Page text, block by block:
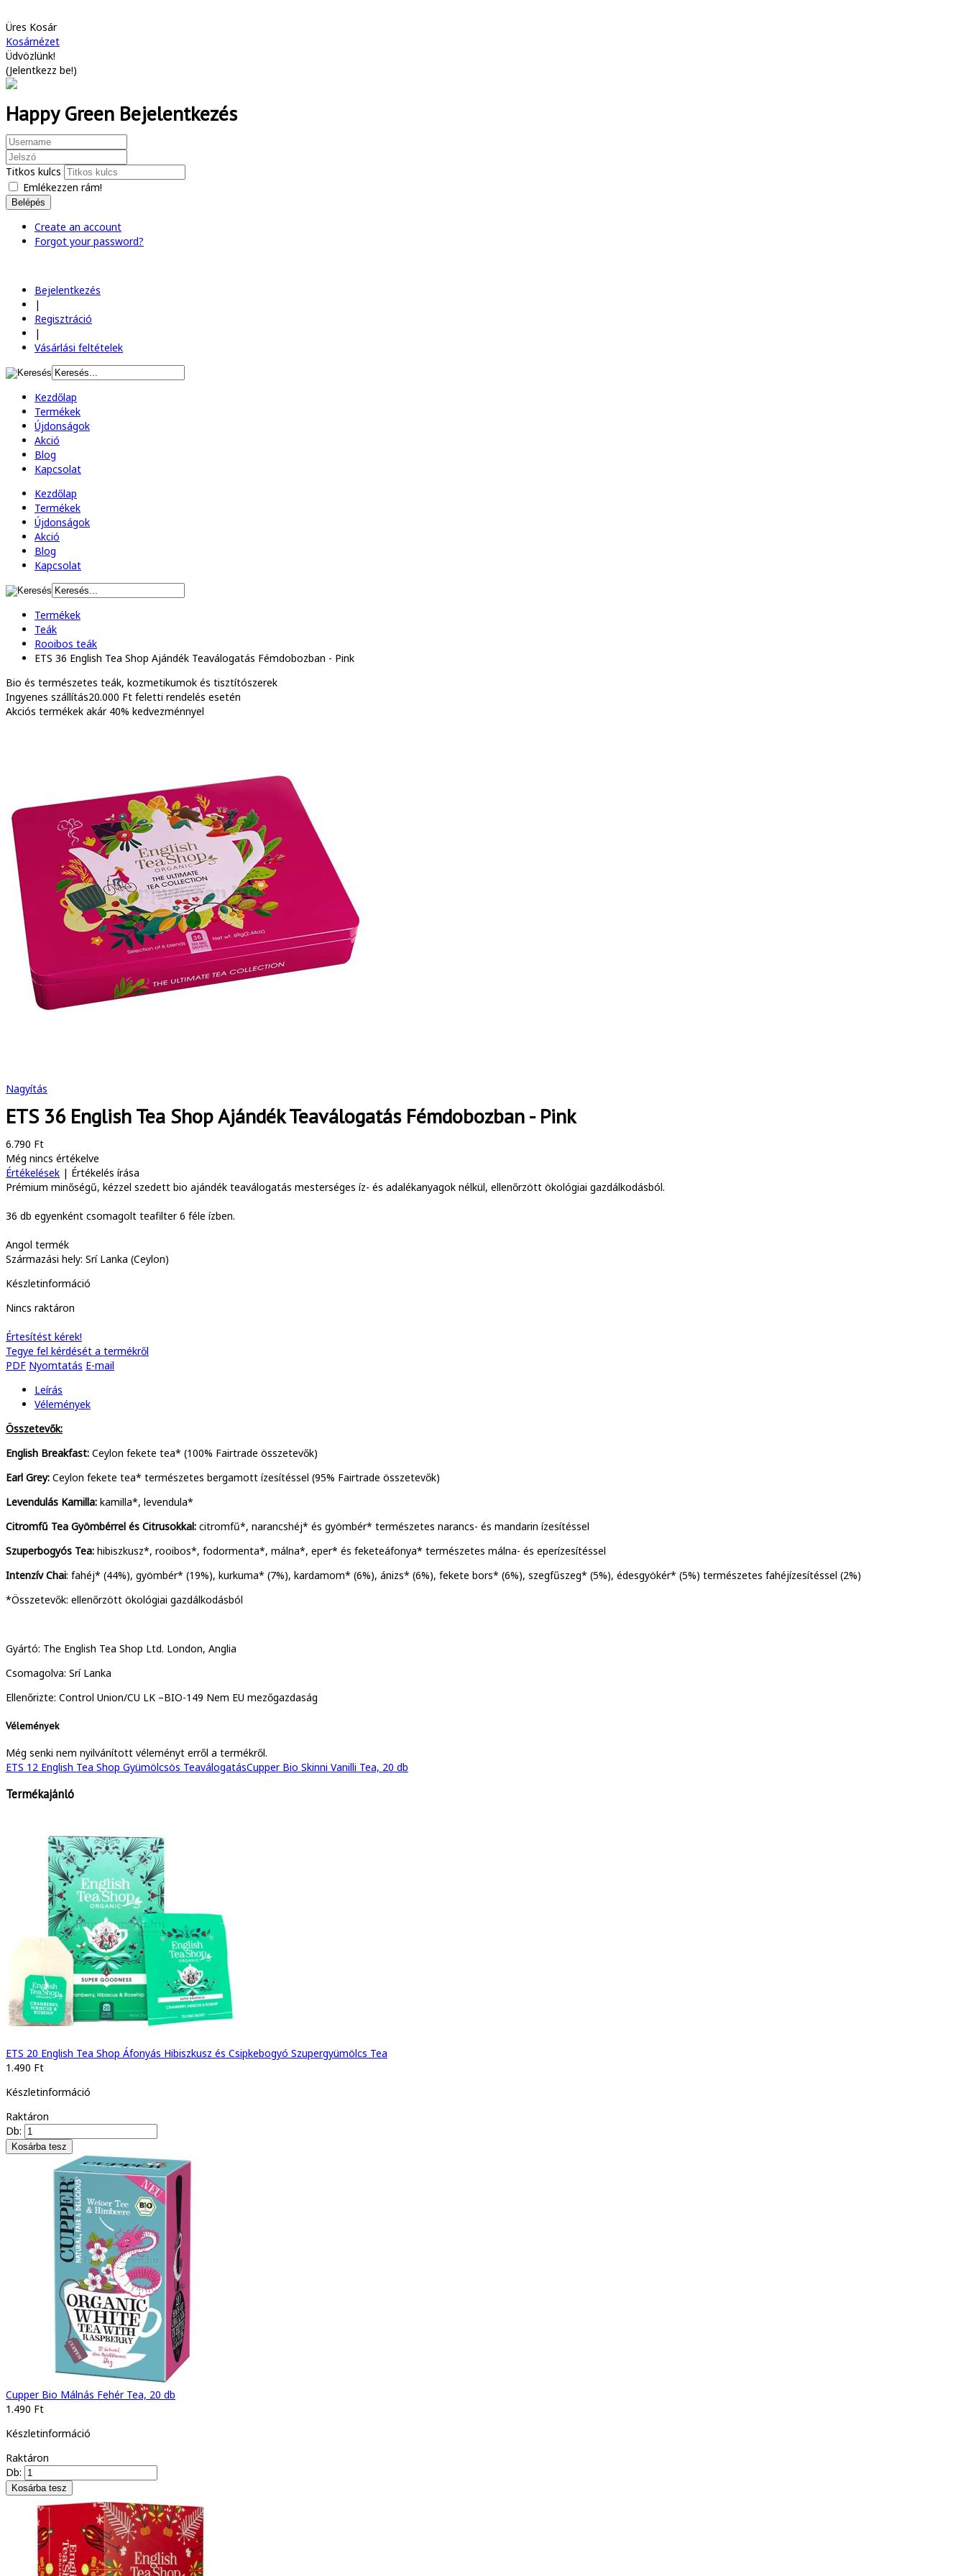
Üres Kosár
Kosárnézet
Üdvözlünk!
(Jelentkezz be!)
Happy Green Bejelentkezés
Titkos kulcs
Emlékezzen rám!
Belépés
Create an account
Forgot your password?
Bejelentkezés
|
Regisztráció
|
Vásárlási feltételek
Kezdőlap
Termékek
Újdonságok
Akció
Blog
Kapcsolat
Kezdőlap
Termékek
Újdonságok
Akció
Blog
Kapcsolat
Termékek
Teák
Rooibos teák
ETS 36 English Tea Shop Ajándék Teaválogatás Fémdobozban - Pink
Bio és természetes teák, kozmetikumok és tisztítószerek
Ingyenes szállítás20.000 Ft feletti rendelés esetén
Akciós termékek akár 40% kedvezménnyel
Nagyítás
ETS 36 English Tea Shop Ajándék Teaválogatás Fémdobozban - Pink
6.790 Ft
Még nincs értékelve
Értékelések | Értékelés írása
Prémium minőségű, kézzel szedett bio ajándék teaválogatás mesterséges íz- és adalékanyagok nélkül, ellenőrzött ökológiai gazdálkodásból.
36 db egyenként csomagolt teafilter 6 féle ízben.
Angol termék
Származási hely: Srí Lanka (Ceylon)
Készletinformáció
Nincs raktáron
Értesítést kérek!
Tegye fel kérdését a termékről
PDF Nyomtatás E-mail
Leírás
Vélemények
Összetevők:
English Breakfast: Ceylon fekete tea* (100% Fairtrade összetevők)
Earl Grey: Ceylon fekete tea* természetes bergamott ízesítéssel (95% Fairtrade összetevők)
Levendulás Kamilla: kamilla*, levendula*
Citromfű Tea Gyömbérrel és Citrusokkal: citromfű*, narancshéj* és gyömbér* természetes narancs- és mandarin ízesítéssel
Szuperbogyós Tea: hibiszkusz*, rooibos*, fodormenta*, málna*, eper* és feketeáfonya* természetes málna- és eperízesítéssel
Intenzív Chai: fahéj* (44%), gyömbér* (19%), kurkuma* (7%), kardamom* (6%), ánizs* (6%), fekete bors* (6%), szegfűszeg* (5%), édesgyökér* (5%) természetes fahéjízesítéssel (2%)
*Összetevők: ellenőrzött ökológiai gazdálkodásból
Gyártó: The English Tea Shop Ltd. London, Anglia
Csomagolva: Srí Lanka
Ellenőrizte: Control Union/CU LK –BIO-149 Nem EU mezőgazdaság
Vélemények
Még senki nem nyilvánított véleményt erről a termékről.
ETS 12 English Tea Shop Gyümölcsös TeaválogatásCupper Bio Skinni Vanilli Tea, 20 db
Termékajánló
ETS 20 English Tea Shop Áfonyás Hibiszkusz és Csipkebogyó Szupergyümölcs Tea
1.490 Ft
Készletinformáció
Raktáron
Db:
Cupper Bio Málnás Fehér Tea, 20 db
1.490 Ft
Készletinformáció
Raktáron
Db: